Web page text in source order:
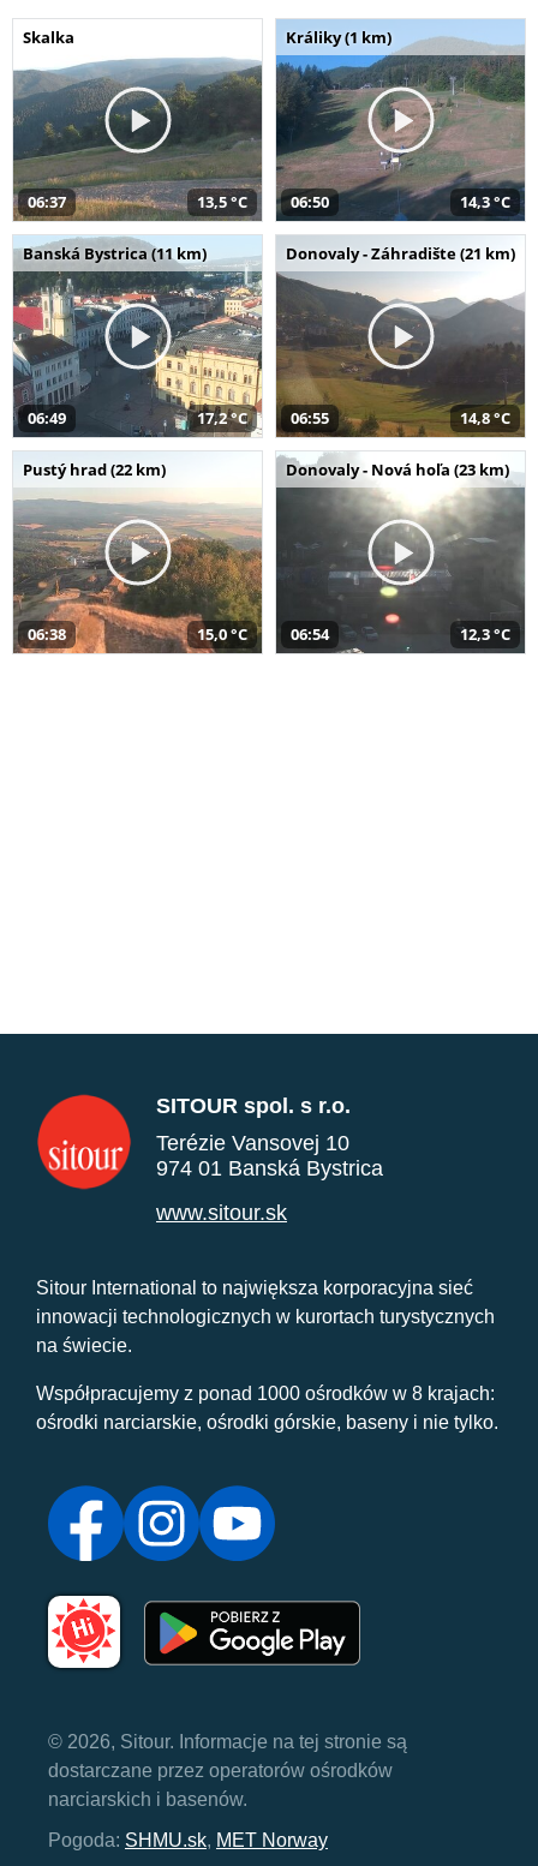
Skalka
06:37 13,5 °C
Králiky (1 km)
06:50 14,3 °C
Banská Bystrica (11 km)
06:49 17,2 °C
Donovaly - Záhradište (21 km)
06:55 14,8 °C
Pustý hrad (22 km)
06:38 15,0 °C
Donovaly - Nová hoľa (23 km)
06:54 12,3 °C
SITOUR spol. s r.o.
Terézie Vansovej 10
974 01 Banská Bystrica
www.sitour.sk
Sitour International to największa korporacyjna sieć
innowacji technologicznych w kurortach turystycznych
na świecie.
Współpracujemy z ponad 1000 ośrodków w 8 krajach:
ośrodki narciarskie, ośrodki górskie, baseny i nie tylko.
© 2026, Sitour. Informacje na tej stronie są
dostarczane przez operatorów ośrodków
narciarskich i basenów.
Pogoda: SHMU.sk, MET Norway